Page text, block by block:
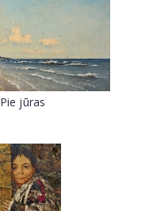
Pie jūras